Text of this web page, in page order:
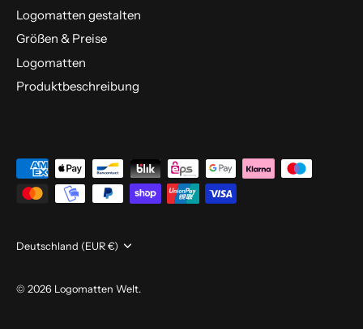
Logomatten gestalten
Größen & Preise
Logomatten
Produktbeschreibung
Währung
Deutschland (EUR €)
© 2026 Logomatten Welt.